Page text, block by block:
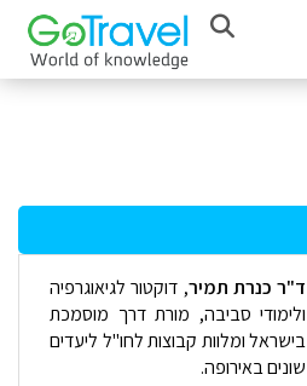
ד"ר כנרת תמיר, דוקטור לגיאוגרפיה
ולימודי סביבה, מורת דרך מוסמכת
בישראל ומלוות קבוצות לחו"ל ליעדים
שונים באירופה.